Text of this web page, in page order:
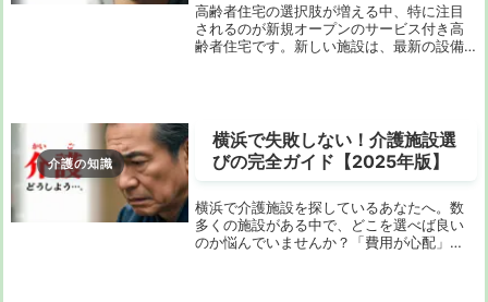
高齢者住宅の選択肢が増える中、特に注目
されるのが新規オープンのサービス付き高
齢者住宅です。新しい施設は、最新の設備
介護の知識
横浜で失敗しない！介護施設選
びの完全ガイド【2025年版】
横浜で介護施設を探しているあなたへ。数
多くの施設がある中で、どこを選べば良い
のか悩んでいませんか？「費用が心配」